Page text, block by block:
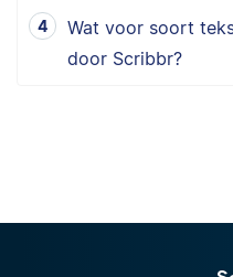
Wat voor soort
door Scribbr?